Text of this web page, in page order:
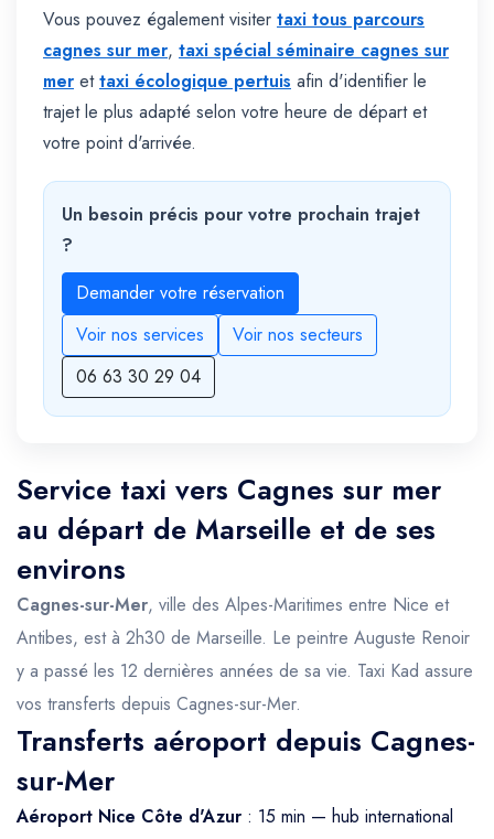
Vous pouvez également visiter taxi tous parcours
cagnes sur mer, taxi spécial séminaire cagnes sur
mer ettaxi écologique pertuis afin d'identifier le
trajet le plus adapté selon votre heure de départ et
votre point d'arrivée.
Un besoin précis pour votre prochain trajet
?
Demander votre réservation
Voir nos services
Voir nos secteurs
06 63 30 29 04
Service taxi vers Cagnes sur mer
au départ de Marseille et de ses
environs
Cagnes-sur-Mer, ville des Alpes-Maritimes entre Nice et
Antibes, est à 2h30 de Marseille. Le peintre Auguste Renoir
y a passé les 12 dernières années de sa vie. Taxi Kad assure
vos transferts depuis Cagnes-sur-Mer.
Transferts aéroport depuis Cagnes-
sur-Mer
Aéroport Nice Côte d'Azur : 15 min — hub international